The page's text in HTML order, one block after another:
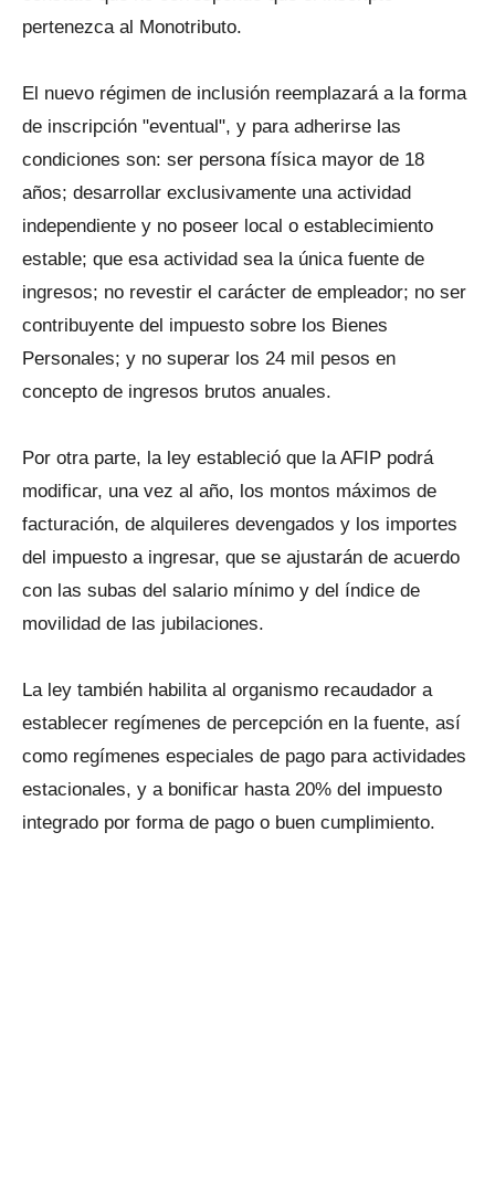
pertenezca al Monotributo.
El nuevo régimen de inclusión reemplazará a la forma
de inscripción "eventual", y para adherirse las
condiciones son: ser persona física mayor de 18
años; desarrollar exclusivamente una actividad
independiente y no poseer local o establecimiento
estable; que esa actividad sea la única fuente de
ingresos; no revestir el carácter de empleador; no ser
contribuyente del impuesto sobre los Bienes
Personales; y no superar los 24 mil pesos en
concepto de ingresos brutos anuales.
Por otra parte, la ley estableció que la AFIP podrá
modificar, una vez al año, los montos máximos de
facturación, de alquileres devengados y los importes
del impuesto a ingresar, que se ajustarán de acuerdo
con las subas del salario mínimo y del índice de
movilidad de las jubilaciones.
La ley también habilita al organismo recaudador a
establecer regímenes de percepción en la fuente, así
como regímenes especiales de pago para actividades
estacionales, y a bonificar hasta 20% del impuesto
integrado por forma de pago o buen cumplimiento.